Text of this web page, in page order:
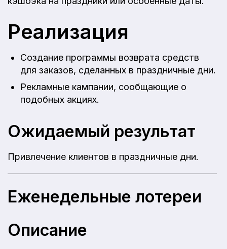
Реализация
Создание программы возврата средств
для заказов, сделанных в праздничные дни.
Рекламные кампании, сообщающие о
подобных акциях.
Ожидаемый результат
Привлечение клиентов в праздничные дни.
Еженедельные лотереи
Описание